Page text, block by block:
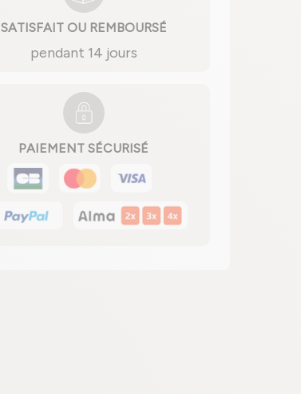
SATISFAIT OU REMBOURSÉ
pendant 14 jours
PAIEMENT SÉCURISÉ